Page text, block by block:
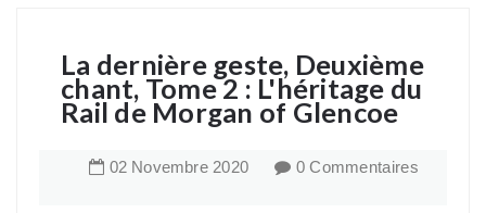
La dernière geste, Deuxième
chant, Tome 2 : L'héritage du
Rail de Morgan of Glencoe
02 Novembre 2020 0 Commentaires